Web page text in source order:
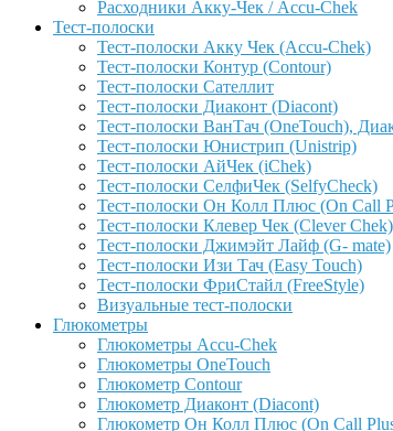
Расходники Акку-Чек / Accu-Chek
Тест-полоски
Тест-полоски Акку Чек (Accu-Chek)
Тест-полоски Контур (Contour)
Тест-полоски Сателлит
Тест-полоски Диаконт (Diacont)
Тест-полоски ВанТач (OneTouch),
Тест-полоски Юнистрип (Unistrip)
Тест-полоски АйЧек (iChek)
Тест-полоски СелфиЧек (SelfyCheck)
Тест-полоски Он Колл Плюс (On Call
Тест-полоски Клевер Чек (Clever Chek)
Тест-полоски Джимэйт Лайф (G- mate)
Тест-полоски Изи Тач (Easy Touch)
Тест-полоски ФриCтайл (FreeStyle)
Визуальные тест-полоски
Глюкометры
Глюкометры Accu-Сhek
Глюкометры OneTouch
Глюкометр Contour
Глюкометр Диаконт (Diacont)
Глюкометр Он Колл Плюс (On Call